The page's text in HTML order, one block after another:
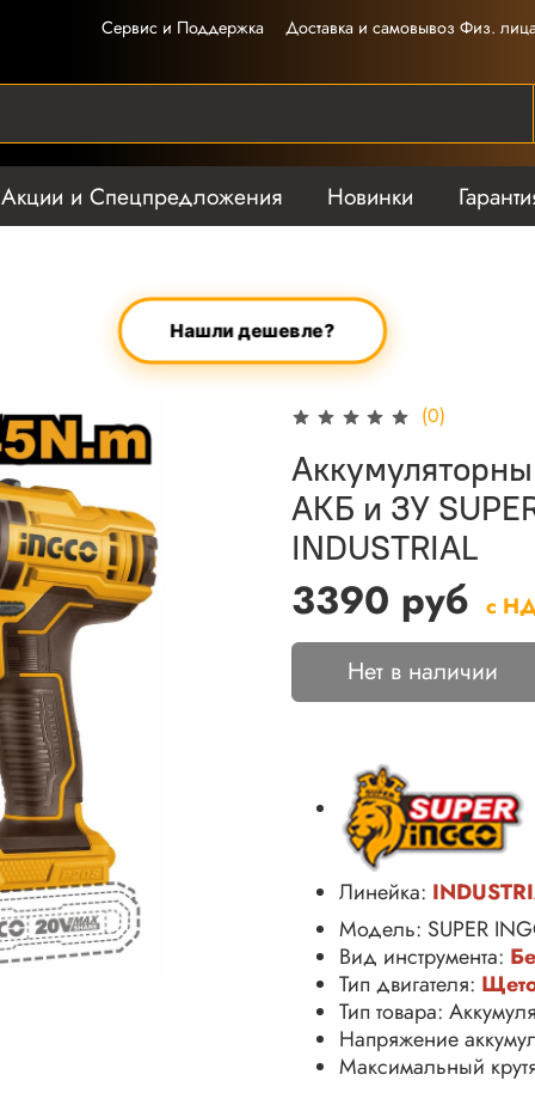
Сервис и Поддержка Доставка и самовывоз Физ.
Акции и Спецпредложения Новинки
Нашли дешевле?
(0)
АКБ и ЗУ
INDUSTRIAL
3390 руб с
Нет в наличии
Линейка:
Модель: SUPER
Вид инструмента:
Тип двигателя:
Тип товара:
Напряжение
Максимальный